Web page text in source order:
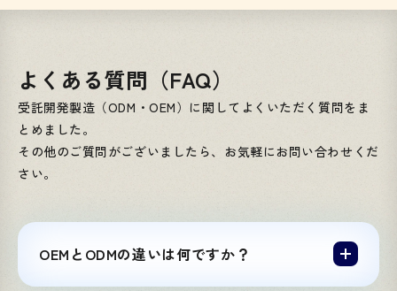
よくある質問（FAQ）
受託開発製造（ODM・OEM）に関してよくいただく質問をま
とめました。
その他のご質問がございましたら、お気軽にお問い合わせくだ
さい。
OEMとODMの違いは何ですか？